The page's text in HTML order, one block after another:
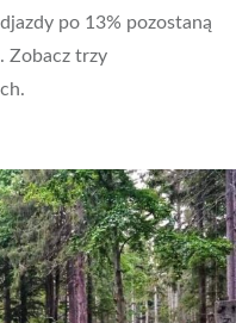
po 13% pozostaną
Zobacz trzy